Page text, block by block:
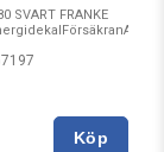
SVART FRANKE
Köp